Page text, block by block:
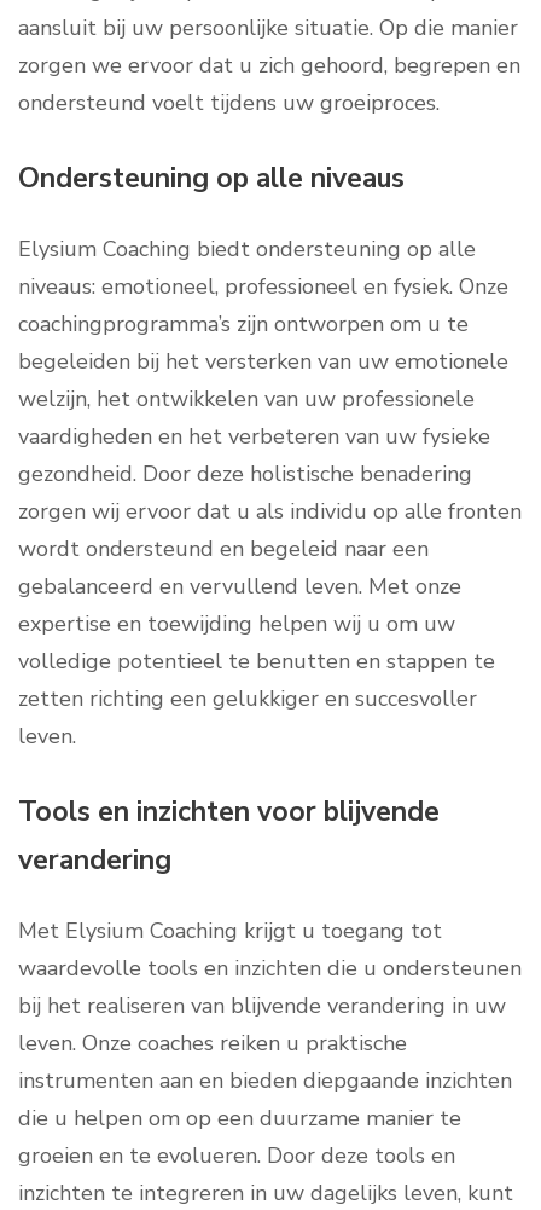
aansluit bij uw persoonlijke situatie. Op die manier
zorgen we ervoor dat u zich gehoord, begrepen en
ondersteund voelt tijdens uw groeiproces.
Ondersteuning op alle niveaus
Elysium Coaching biedt ondersteuning op alle
niveaus: emotioneel, professioneel en fysiek. Onze
coachingprogramma’s zijn ontworpen om u te
begeleiden bij het versterken van uw emotionele
welzijn, het ontwikkelen van uw professionele
vaardigheden en het verbeteren van uw fysieke
gezondheid. Door deze holistische benadering
zorgen wij ervoor dat u als individu op alle fronten
wordt ondersteund en begeleid naar een
gebalanceerd en vervullend leven. Met onze
expertise en toewijding helpen wij u om uw
volledige potentieel te benutten en stappen te
zetten richting een gelukkiger en succesvoller
leven.
Tools en inzichten voor blijvende
verandering
Met Elysium Coaching krijgt u toegang tot
waardevolle tools en inzichten die u ondersteunen
bij het realiseren van blijvende verandering in uw
leven. Onze coaches reiken u praktische
instrumenten aan en bieden diepgaande inzichten
die u helpen om op een duurzame manier te
groeien en te evolueren. Door deze tools en
inzichten te integreren in uw dagelijks leven, kunt